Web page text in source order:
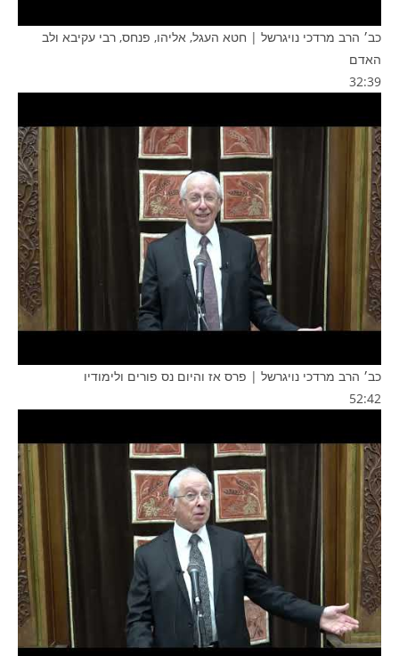
כב׳ הרב מרדכי נויגרשל | חטא העגל, אליהו, פנחס, רבי עקיבא ולב
האדם
32:39
כב׳ הרב מרדכי נויגרשל | פרס אז והיום נס פורים ולימודיו
52:42